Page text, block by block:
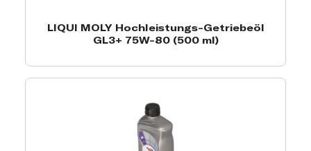
LIQUI MOLY Hochleistungs-Getriebeöl
GL3+ 75W-80 (500 ml)